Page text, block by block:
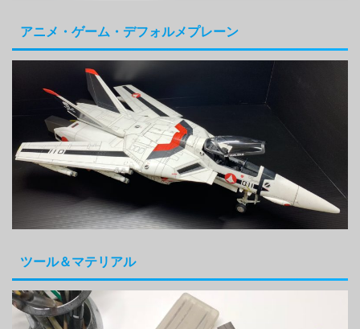
アニメ・ゲーム・デフォルメプレーン
ツール＆マテリアル